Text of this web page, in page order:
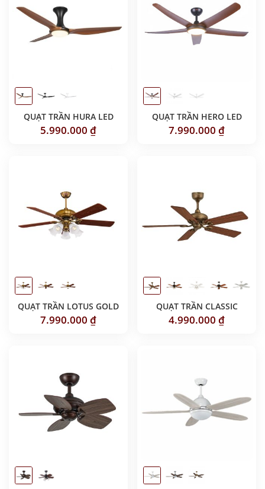
QUẠT TRẦN HURA LED
5.990.000 ₫
QUẠT TRẦN HERO LED
7.990.000 ₫
QUẠT TRẦN LOTUS GOLD
7.990.000 ₫
QUẠT TRẦN CLASSIC
4.990.000 ₫